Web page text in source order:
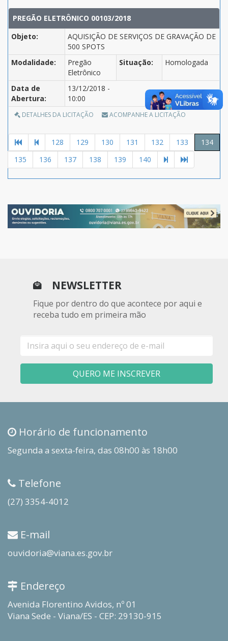
PREGÃO ELETRÔNICO 00103/2018
Objeto:
AQUISIÇÃO DE SERVIÇOS DE GRAVAÇÃO DE
500 SPOTS
Modalidade:
Pregão
Eletrônico
Situação: Homologada
Data de
Abertura:
13/12/2018 -
10:00
DETALHES DA LICITAÇÃO ACOMPANHE A LICITAÇÃO
128 129 130 131 132 133
134
135
136 137 138 139 140
NEWSLETTER
Fique por dentro do que acontece por aqui e
receba tudo em primeira mão
mail
QUERO ME INSCREVER
Horário de funcionamento
Segunda a sexta-feira, das 08h00 às 18h00
Telefone
(27) 3354-4012
E-mail
ouvidoria@viana.es.gov.br
Endereço
Avenida Florentino Avidos, nº 01
Viana Sede - Viana/ES - CEP: 29130-915